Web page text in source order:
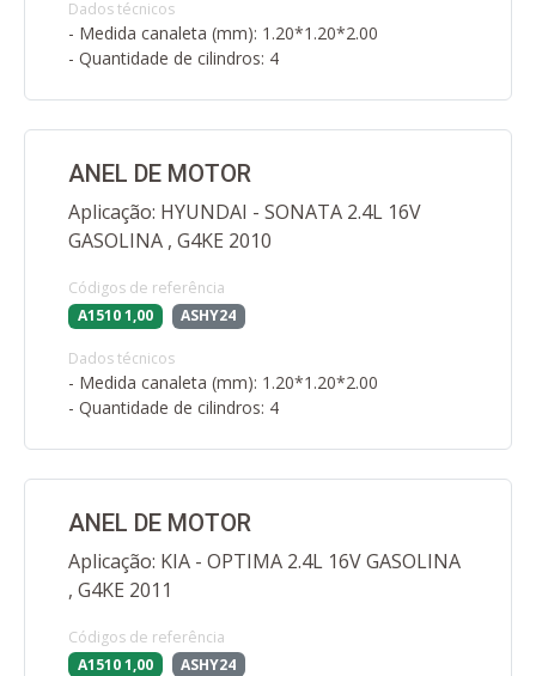
Dados técnicos
- Medida canaleta (mm): 1.20*1.20*2.00
- Quantidade de cilindros: 4
ANEL DE MOTOR
Aplicação: HYUNDAI - SONATA 2.4L 16V
GASOLINA , G4KE 2010
Códigos de referência
A1510 1,00
ASHY24
Dados técnicos
- Medida canaleta (mm): 1.20*1.20*2.00
- Quantidade de cilindros: 4
ANEL DE MOTOR
Aplicação: KIA - OPTIMA 2.4L 16V GASOLINA
, G4KE 2011
Códigos de referência
A1510 1,00
ASHY24